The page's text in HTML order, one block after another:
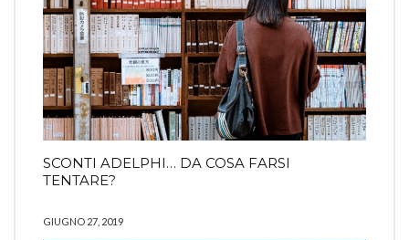
SCONTI ADELPHI… DA COSA FARSI
TENTARE?
GIUGNO 27, 2019